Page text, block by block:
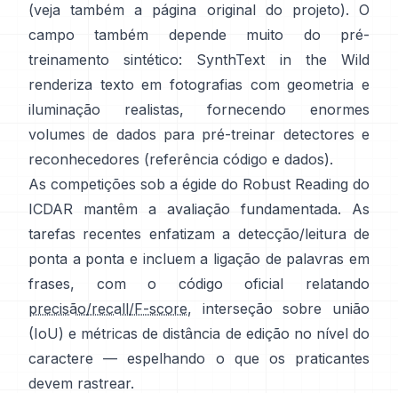
(veja também a
página original do projeto). O
campo também depende muito do pré-
treinamento sintético:
SynthText in the Wild
renderiza texto em fotografias com geometria e
iluminação realistas, fornecendo enormes
volumes de dados para pré-treinar detectores e
reconhecedores (referência código e dados).
As competições sob a égide do Robust Reading do
ICDAR
mantêm a avaliação fundamentada. As
tarefas recentes enfatizam a detecção/leitura de
ponta a ponta e incluem a ligação de palavras em
frases, com o código oficial relatando
precisão/recall/F-score, interseção sobre união
(IoU) e métricas de distância de edição no nível do
caractere — espelhando o que os praticantes
devem rastrear.